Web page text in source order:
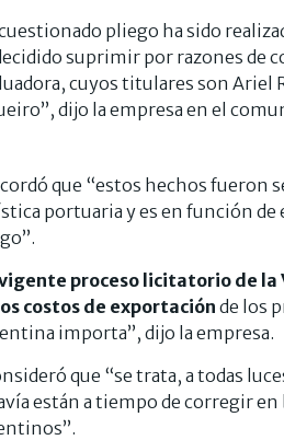
pliego ha sido
suprimir por razones de
cuyos titulares son Ariel
dijo la empresa en el
que “estos hechos fueron
portuaria y es en función de
proceso licitatorio de
costos de exportación de los
importa”, dijo la empresa.
que “se trata, a todas
están a tiempo de corregir